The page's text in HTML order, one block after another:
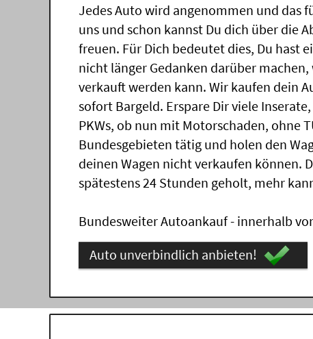
Jedes Auto wird angenommen und das
uns und schon kannst Du dich über die
freuen. Für Dich bedeutet dies, Du hast
nicht länger Gedanken darüber
verkauft werden kann. Wir kaufen dein
sofort Bargeld. Erspare Dir viele
PKWs, ob nun mit Motorschaden, ohne
Bundesgebieten tätig und holen den
deinen Wagen nicht verkaufen können.
spätestens 24 Stunden geholt, mehr
Bundesweiter Autoankauf - innerhalb
Auto unverbindlich anbieten!